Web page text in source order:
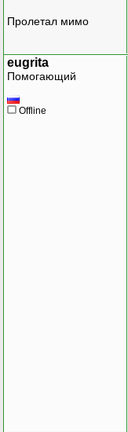
Пролетал мимо
eugrita
Помогающий
Offline